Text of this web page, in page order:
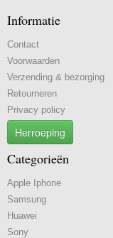
Informatie
Contact
Voorwaarden
Verzending & bezorging
Retourneren
Privacy policy
Herroeping
Categorieën
Apple Iphone
Samsung
Huawei
Sony